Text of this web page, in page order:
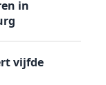
in
vijfde